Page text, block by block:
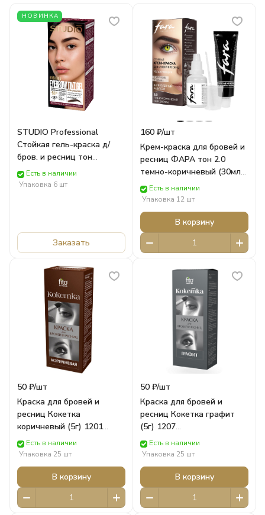
НОВИНКА
STUDIO Professional
Стойкая гель-краска д/
бров. и ресниц тон
Коричневый 15 мл 250014
Роколор
Есть в наличии
Упаковка 6 шт
Заказать
160 ₽/шт
Крем-краска для бровей и
ресниц ФАРА тон 2.0
темно-коричневый (30мл)
705708 Краска для волос
FARA
Есть в наличии
Упаковка 12 шт
В корзину
50 ₽/шт
Краска для бровей и
ресниц Кокетка
коричневый (5г) 1201
ФИТОКОСМЕТИК
Есть в наличии
Упаковка 25 шт
В корзину
50 ₽/шт
Краска для бровей и
ресниц Кокетка графит
(5г) 1207
ФИТОКОСМЕТИК
Есть в наличии
Упаковка 25 шт
В корзину